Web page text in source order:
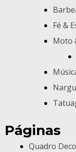
Fé &
Moto
Páginas
Quadro